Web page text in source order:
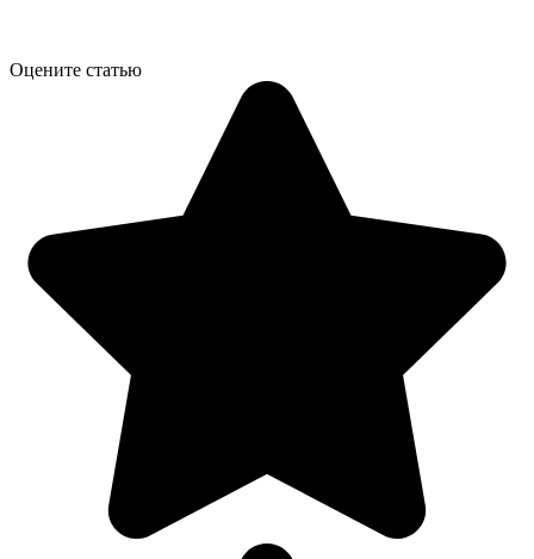
Оцените статью